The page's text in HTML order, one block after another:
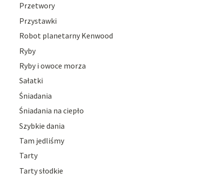
Przetwory
Przystawki
Robot planetarny Kenwood
Ryby
Ryby i owoce morza
Sałatki
Śniadania
Śniadania na ciepło
Szybkie dania
Tam jedliśmy
Tarty
Tarty słodkie